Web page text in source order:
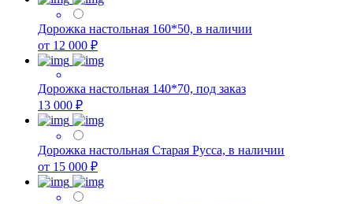
Дорожка настольная 160*50, в наличии
от 12 000 ₽
Дорожка настольная 140*70, под заказ
13 000 ₽
Дорожка настольная Старая Русса, в наличии
от 15 000 ₽